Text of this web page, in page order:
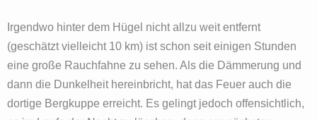
Irgendwo hinter dem Hügel nicht allzu weit entfernt
(geschätzt vielleicht 10 km) ist schon seit einigen Stunden
eine große Rauchfahne zu sehen. Als die Dämmerung und
dann die Dunkelheit hereinbricht, hat das Feuer auch die
dortige Bergkuppe erreicht. Es gelingt jedoch offensichtlich,